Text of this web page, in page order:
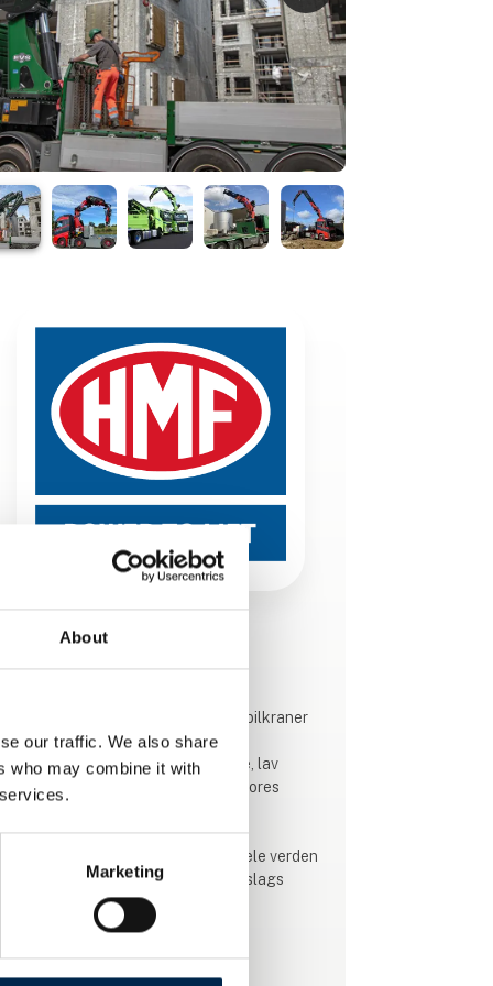
About
our traffic. We also share
who may combine it with
Marketing
Produktet er tilføjet af:
HMF Group A/S
HMF er en dansk producent af lastbilkraner
grundlagt i 1945. Vi udvikler
lastbilmonterede kraner med styrke, lav
egenvægt og lang holdbarhed på vores
Vognmænd og lastbilchauffører i hele verden
bruger vores kraner hver dag i alle slags
hverdagssituationer.